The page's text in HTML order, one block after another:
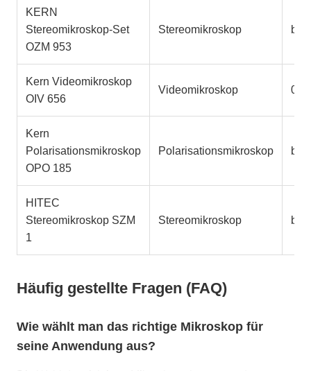
KERN
Stereomikroskop-Set
OZM 953
Stereomikroskop bis
Kern Videomikroskop
OIV 656
Videomikroskop
Kern
Polarisationsmikroskop
OPO 185
Polarisationsmikroskop bis
HITEC
Stereomikroskop SZM
1
Stereomikroskop bis
Häufig gestellte Fragen (FAQ)
Wie wählt man das richtige Mikroskop für
seine Anwendung aus?